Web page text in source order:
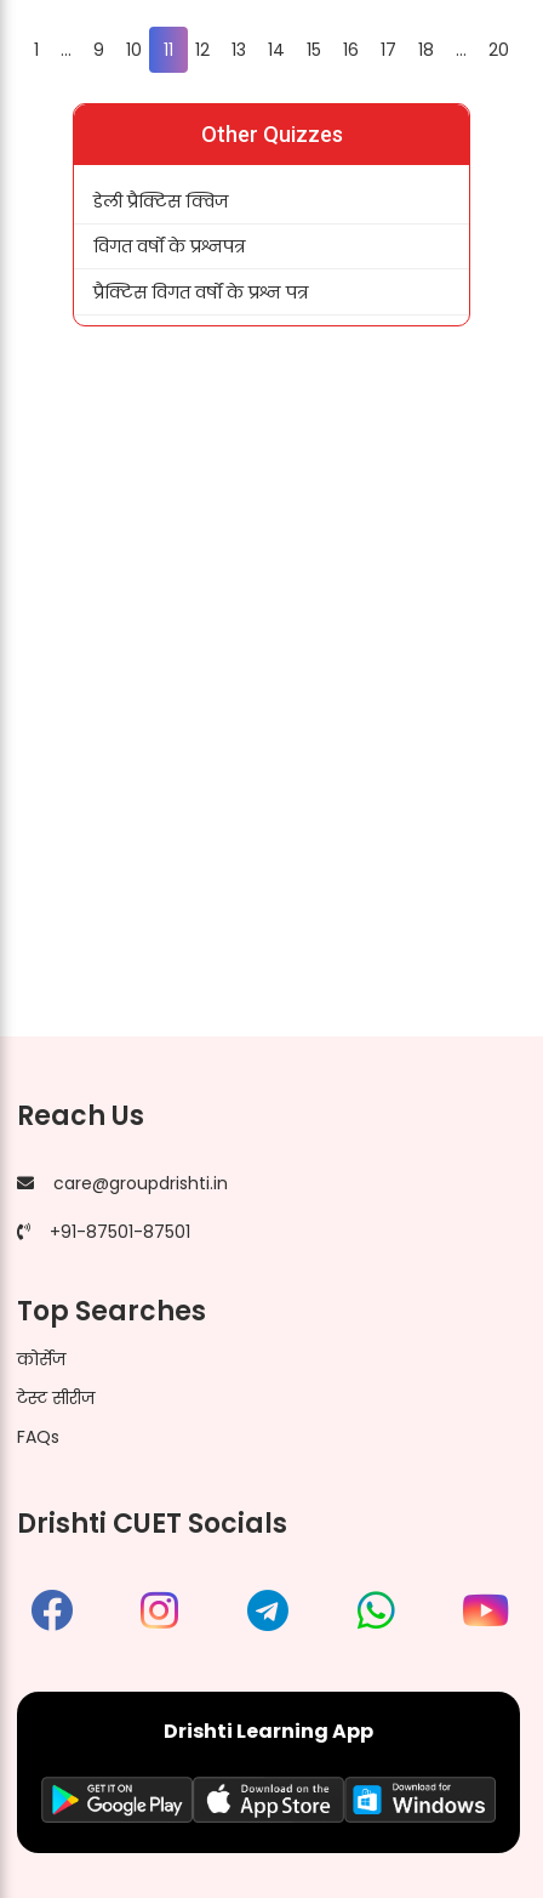
1 ... 9 10 11 12 13 14 15 16 17 18 ... 20
Other Quizzes
डेली प्रैक्टिस क्विज
विगत वर्षों के प्रश्नपत्र
प्रैक्टिस विगत वर्षों के प्रश्न पत्र
Reach Us
care@groupdrishti.in
+91-87501-87501
Top Searches
कोर्सेज
टेस्ट सीरीज
FAQs
Drishti CUET Socials
Drishti Learning App